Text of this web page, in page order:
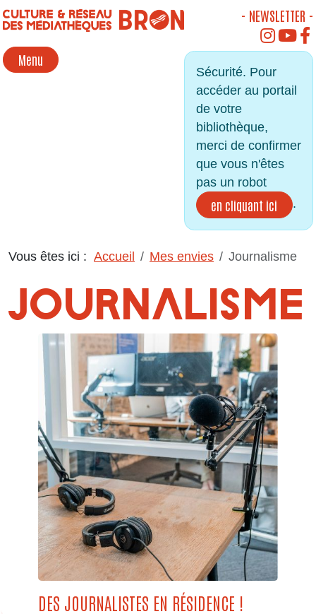
Menu
- NEWSLETTER -
Sécurité. Pour
accéder au portail
de votre
bibliothèque,
merci de confirmer
que vous n'êtes
pas un robot
en cliquant ici .
Vous êtes ici : Accueil Mes envies Journalisme
JOURNALISME
DES JOURNALISTES EN RÉSIDENCE !
Panneau de gestion des cookies